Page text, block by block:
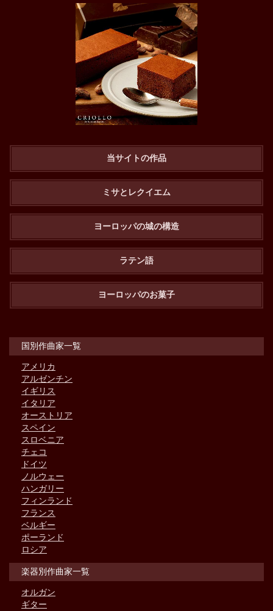
当サイトの作品
ミサとレクイエム
ヨーロッパの城の構造
ラテン語
ヨーロッパのお菓子
国別作曲家一覧
アメリカ
アルゼンチン
イギリス
イタリア
オーストリア
スペイン
スロベニア
チェコ
ドイツ
ノルウェー
ハンガリー
フィンランド
フランス
ベルギー
ポーランド
ロシア
楽器別作曲家一覧
オルガン
ギター